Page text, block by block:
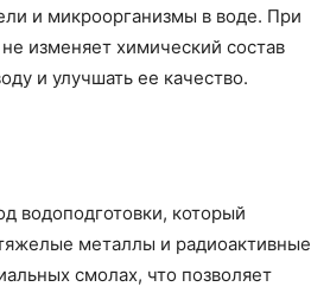
и микроорганизмы в воде. При
изменяет химический состав
и улучшать ее качество.
водоподготовки, который
металлы и радиоактивные
смолах, что позволяет